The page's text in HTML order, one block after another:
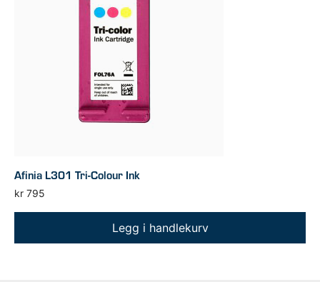
Afinia L301 Tri-Colour Ink
kr 795
Legg i handlekurv